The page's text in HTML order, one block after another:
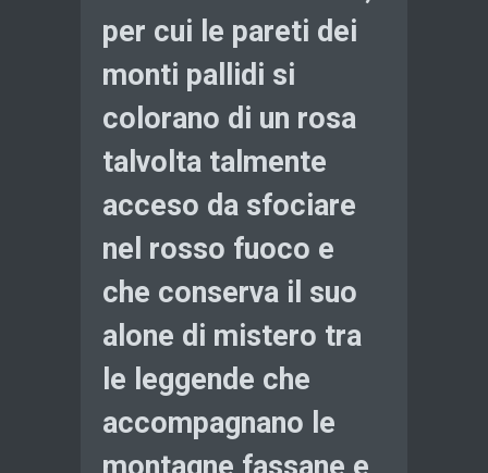
per cui le pareti dei
monti pallidi si
colorano di un rosa
talvolta talmente
acceso da sfociare
nel rosso fuoco e
che conserva il suo
alone di mistero tra
le leggende che
accompagnano le